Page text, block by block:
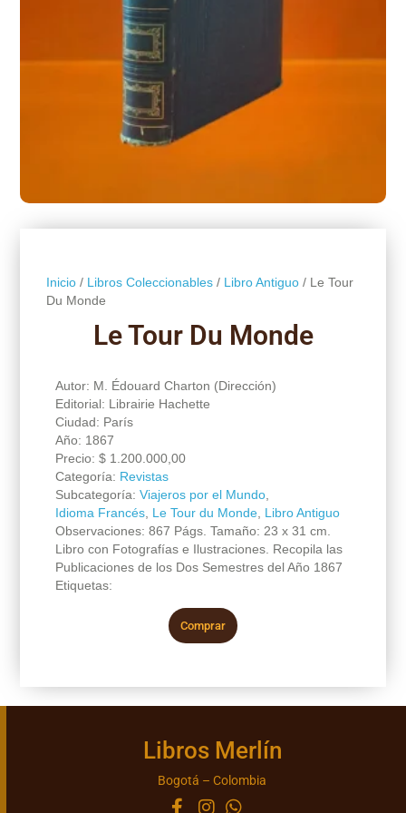
Inicio/ Libros Coleccionables/ Libro Antiguo/ Le Tour
Du Monde
Le Tour Du Monde
Autor: M. Édouard Charton (Dirección)
Editorial: Librairie Hachette
Ciudad: París
Año: 1867
Precio: $1.200.000,00
Categoría: Revistas
Subcategoría: Viajeros por el Mundo,
Idioma Francés, Le Tour du Monde, Libro Antiguo
Observaciones: 867 Págs. Tamaño: 23 x 31 cm.
Libro con Fotografías e Ilustraciones. Recopila las
Publicaciones de los Dos Semestres del Año 1867
Etiquetas:
Comprar
Libros Merlín
Bogotá – Colombia